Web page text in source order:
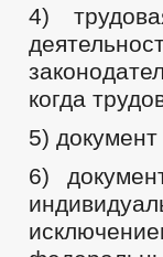
4)
когда
5)
6)